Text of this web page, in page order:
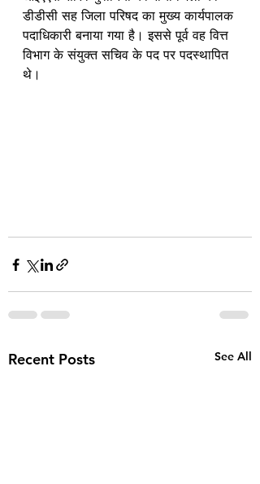
डीडीसी सह जिला परिषद का मुख्य कार्यपालक
पदाधिकारी बनाया गया है। इससे पूर्व वह वित्त
विभाग के संयुक्त सचिव के पद पर पदस्थापित
थे।
Recent Posts See All